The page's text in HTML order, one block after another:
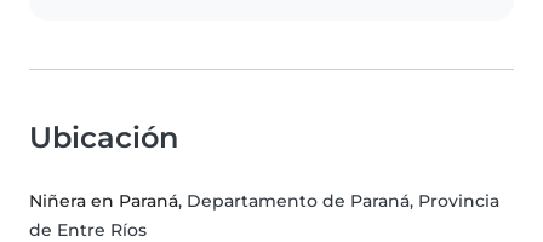
Ubicación
Niñera en Paraná, Departamento de Paraná, Provincia
de Entre Ríos